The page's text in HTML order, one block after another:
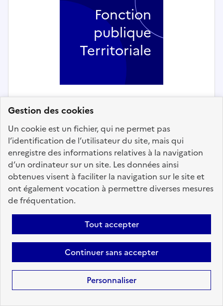
Gestion des cookies
Un cookie est un fichier, qui ne permet pas
l’identification de l’utilisateur du site, mais qui
enregistre des informations relatives à la navigation
d’un ordinateur sur un site. Les données ainsi
obtenues visent à faciliter la navigation sur le site et
ont également vocation à permettre diverses mesures
de fréquentation.
Tout accepter
Continuer sans accepter
Personnaliser
Chef de projet chargé du pilotage
de la DSP transports - CDC DE LA
VALLEE DE CHAMONIX MONT
BLANC
Aménagement et développement durable du
territoire
(74)
Fonction publique :
Fonction publique Territoriale
Employeur :
Etablissements publics de coopération
intercommunale
En ligne depuis le 04 août 2026
Fonction
publique
Territoriale